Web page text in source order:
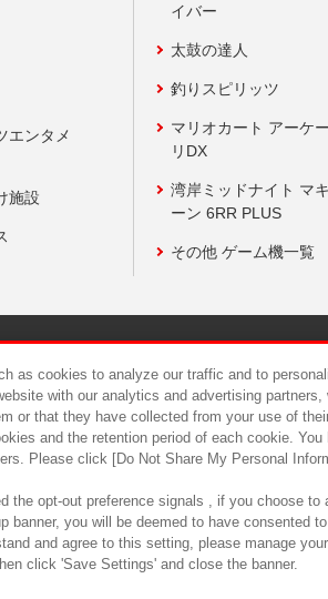
エンタメ
施設
イバー
太鼓の達人
釣りスピリッツ
マリオカート アーケ
リDX
湾岸ミッドナイト マ
ーン 6RR PLUS
その他 ゲーム機一覧
食品のご提供について カ
as cookies to analyze our traffic and to
with our analytics and advertising
or that they have collected from your use of
and the retention period of each cookie.
Please click [Do Not Share My Personal
the opt-out preference signals , if you choose to
banner, you will be deemed to have consented
and agree to this setting, please manage
click 'Save Settings' and close the banner.